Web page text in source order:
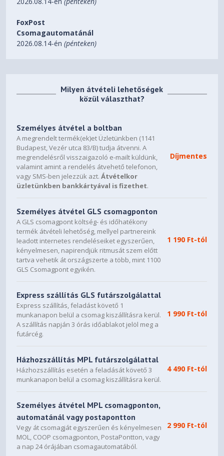
FoxPost
Csomagautomatánál
2026.08.14-én(pénteken)
Milyen átvételi lehetőségek
közül választhat?
Személyes átvétel a boltban
A megrendelt termék(ek)et Üzletünkben (1141
Budapest, Vezér utca 83/B) tudja átvenni. A
megrendelésről visszaigazoló e-mailt küldünk,
valamint amint a rendelés átvehető telefonon,
vagy SMS-ben jelezzük azt.Átvételkor
üzletünkben bankkártyával is fizethet.
Díjmentes
Személyes átvétel GLS csomagponton
A GLS csomagpont költség- és időhatékony
termék átvételi lehetőség, mellyel partnereink
leadott internetes rendeléseiket egyszerűen,
kényelmesen, napirendjük ritmusát szem előtt
tartva vehetik át országszerte a több, mint 1100
GLS Csomagpont egyikén.
1 190 Ft-tól
Express szállítás GLS futárszolgálattal
Express szállítás, feladást követő 1
munkanapon belül a csomag kiszállításra kerül.
A szállítás napján 3 órás időablakot jelöl meg a
futárcég.
1 990 Ft-tól
Házhozszállítás MPL futárszolgálattal
Házhozszállítás esetén a feladását követő 3
munkanapon belül a csomag kiszállításra kerül.
4 490 Ft-tól
Személyes átvétel MPL csomagponton,
automatánál vagy postapontton
Vegy át csomagját egyszerűen és kényelmesen
MOL, COOP csomagponton, PostaPontton, vagy
a nap 24 órájában csomagautomatából.
2 990 Ft-tól